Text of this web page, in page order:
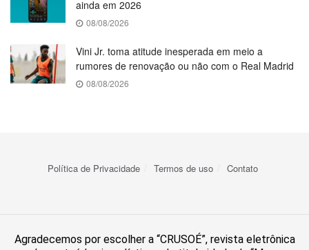
ainda em 2026
08/08/2026
Vini Jr. toma atitude inesperada em meio a
rumores de renovação ou não com o Real Madrid
08/08/2026
Política de Privacidade Termos de uso Contato
Agradecemos por escolher a “CRUSOÉ”, revista eletrônica